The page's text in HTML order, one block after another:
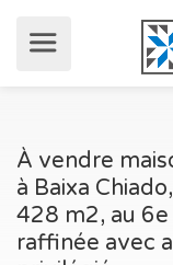
À vendre
à Baixa
428 m2, au
raffinée avec